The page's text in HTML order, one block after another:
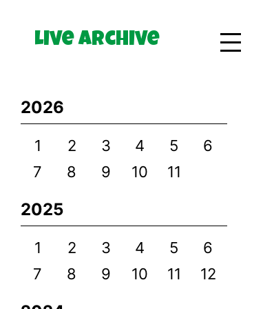
Live Archive
2026
1 2 3 4 5
6
7
8 9 10 11
2025
1 2 3 4 5
6
7
8 9 10 11 12